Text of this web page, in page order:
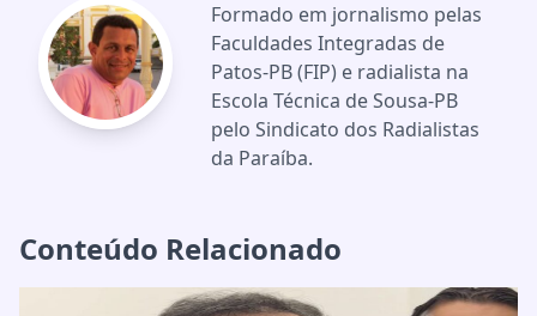
Formado em jornalismo pelas
Faculdades Integradas de
Patos-PB (FIP) e radialista na
Escola Técnica de Sousa-PB
pelo Sindicato dos Radialistas
da Paraíba.
Conteúdo Relacionado